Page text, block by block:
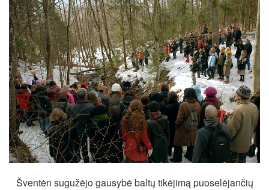
Šventėn sugužėjo gausybė baltų tikėjimą puoselėjančių